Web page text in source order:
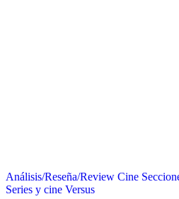
Análisis/Reseña/Review Cine
Series y cine Versus